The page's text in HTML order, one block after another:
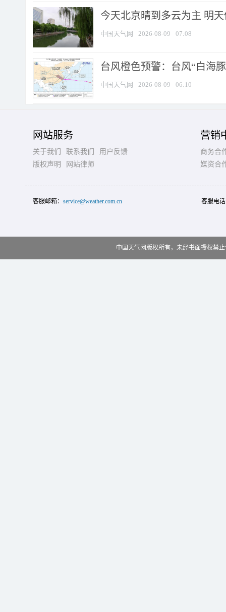
今天北京晴到多云为主 明
中国天气网 2026-08-09 07:08
台风橙色预警：台风“白海
中国天气网 2026-08-09 06:10
网站服务
关于我们 联系我们
用户反馈
版权声明
网站律师
营销
商务合
媒资合
客服邮箱： service@weather.com.cn 客服电
中国天气网版权所有，未经书面授权